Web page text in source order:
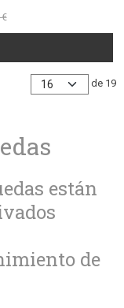
de 19
están
de